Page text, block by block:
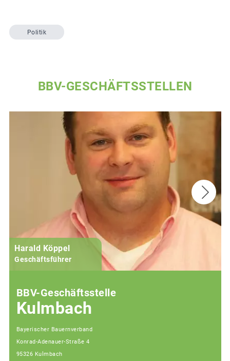
Politik
BBV-GESCHÄFTSSTELLEN
Harald Köppel
Geschäftsführer
BBV-Geschäftsstelle
Kulmbach
Bayerischer Bauernverband
Konrad-Adenauer-Straße 4
95326 Kulmbach